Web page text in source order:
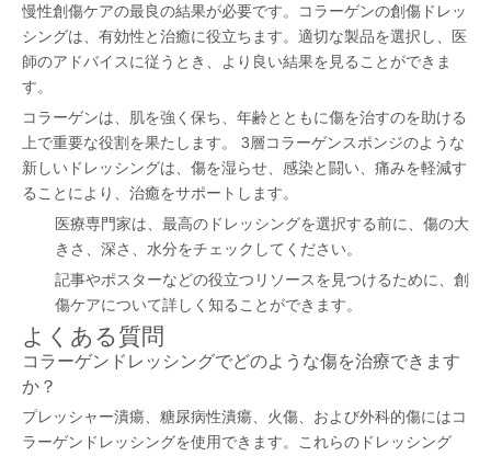
慢性創傷ケアの最良の結果が必要です。コラーゲンの創傷ドレッ
シングは、有効性と治癒に役立ちます。適切な製品を選択し、医
師のアドバイスに従うとき、より良い結果を見ることができま
す。
コラーゲンは、肌を強く保ち、年齢とともに傷を治すのを助ける
上で重要な役割を果たします。 3層コラーゲンスポンジのような
新しいドレッシングは、傷を湿らせ、感染と闘い、痛みを軽減す
ることにより、治癒をサポートします。
医療専門家は、最高のドレッシングを選択する前に、傷の大
きさ、深さ、水分をチェックしてください。
記事やポスターなどの役立つリソースを見つけるために、創
傷ケアについて詳しく知ることができます。
よくある質問
コラーゲンドレッシングでどのような傷を治療できます
か？
プレッシャー潰瘍、糖尿病性潰瘍、火傷、および外科的傷にはコ
ラーゲンドレッシングを使用できます。これらのドレッシング